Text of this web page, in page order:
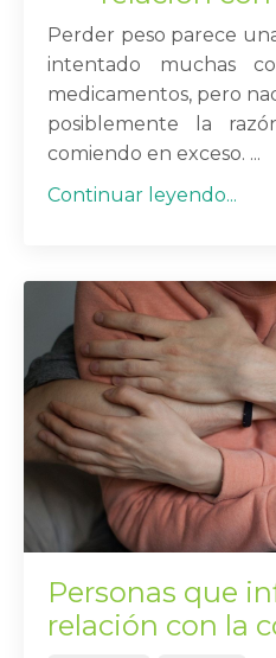
Perder peso parece
intentado muchas
medicamentos, pero
posiblemente la
comiendo en exceso. ...
Continuar leyendo...
Personas que
relación con la